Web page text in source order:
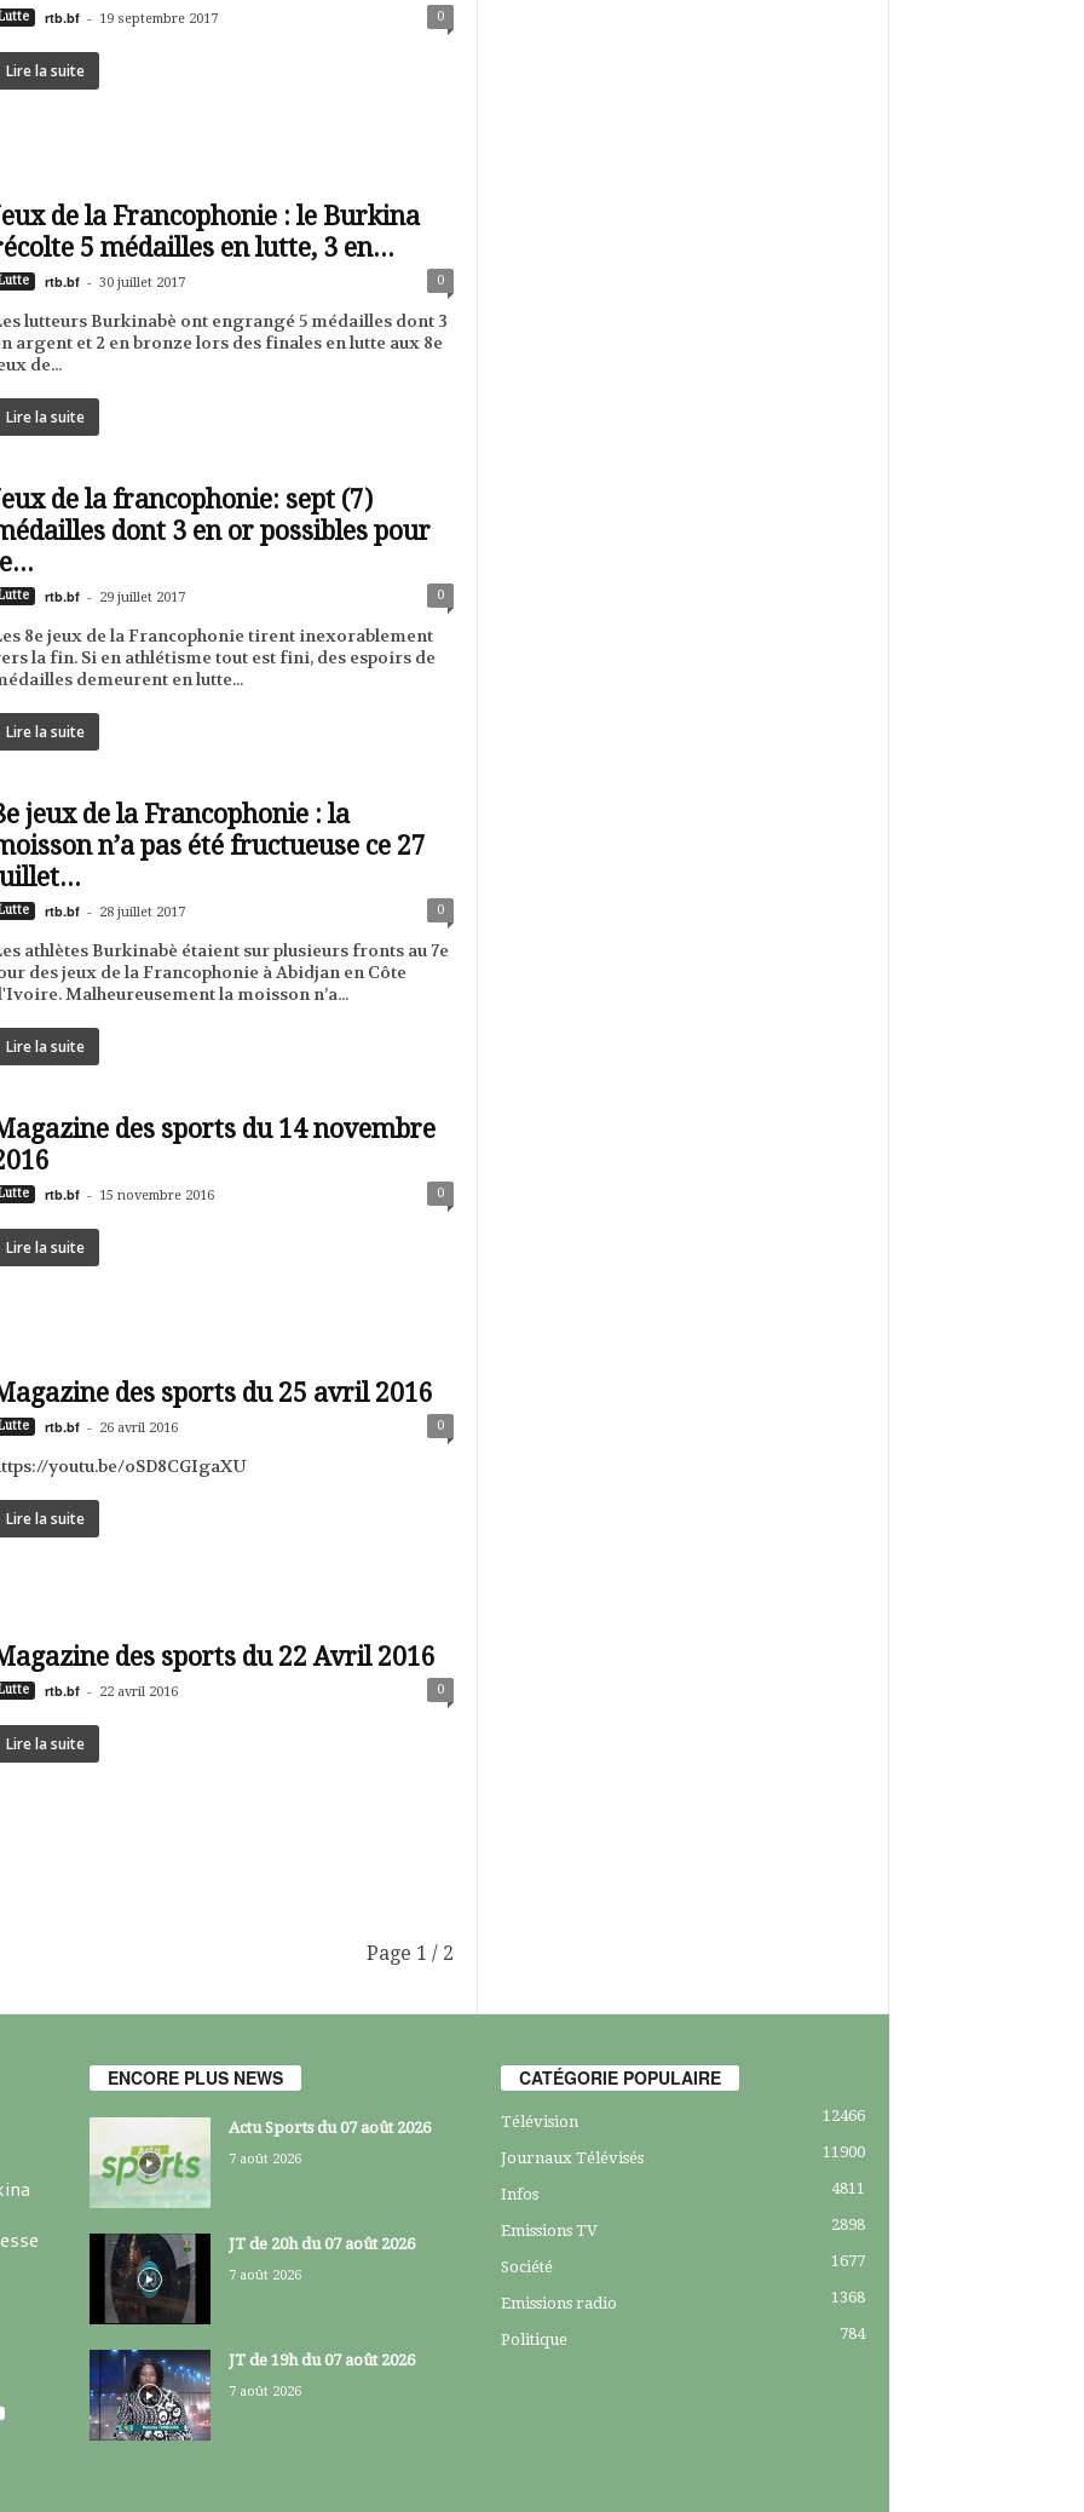
rtb.bf - 19 septembre 2017 0
Lire la suite
de la Francophonie : le Burkina
5 médailles en lutte, 3 en...
rtb.bf - 30 juillet 2017 0
lutteurs Burkinabè ont engrangé 5 médailles dont 3
argent et 2 en bronze lors des finales en lutte aux 8e
de...
Lire la suite
de la francophonie: sept (7)
dont 3 en or possibles pour
rtb.bf - 29 juillet 2017 0
8e jeux de la Francophonie tirent inexorablement
la fin. Si en athlétisme tout est fini, des espoirs de
demeurent en lutte...
Lire la suite
jeux de la Francophonie : la
n’a pas été fructueuse ce 27
rtb.bf - 28 juillet 2017 0
athlètes Burkinabè étaient sur plusieurs fronts au 7e
des jeux de la Francophonie à Abidjan en Côte
Malheureusement la moisson n’a...
Lire la suite
des sports du 14 novembre
rtb.bf - 15 novembre 2016 0
Lire la suite
des sports du 25 avril 2016
rtb.bf - 26 avril 2016 0
youtu.be/oSD8CGIgaXU
Lire la suite
des sports du 22 Avril 2016
rtb.bf - 22 avril 2016 0
Lire la suite
Page 1 / 2
ENCORE PLUS NEWS
Actu Sports du 07 août 2026
7 août 2026
JT de 20h du 07 août 2026
7 août 2026
JT de 19h du 07 août 2026
7 août 2026
CATÉGORIE POPULAIRE
Télévision 12466
Journaux Télévisés 11900
Infos 4811
Emissions TV 2898
Société 1677
Emissions radio 1368
Politique 784